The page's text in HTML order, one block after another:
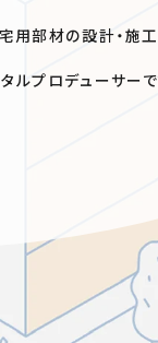
用部材の設計・施
ルプロデューサーで